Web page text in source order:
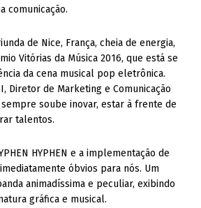
comunicação.
de Nice, França, cheia de energia,
Vitórias da Música 2016, que está se
da cena musical pop eletrônica.
Diretor de Marketing e Comunicação
sempre soube inovar, estar à frente de
talentos.
HYPHEN e a implementação de
óbvios para nós. Um
animadíssima e peculiar, exibindo
gráfica e musical.